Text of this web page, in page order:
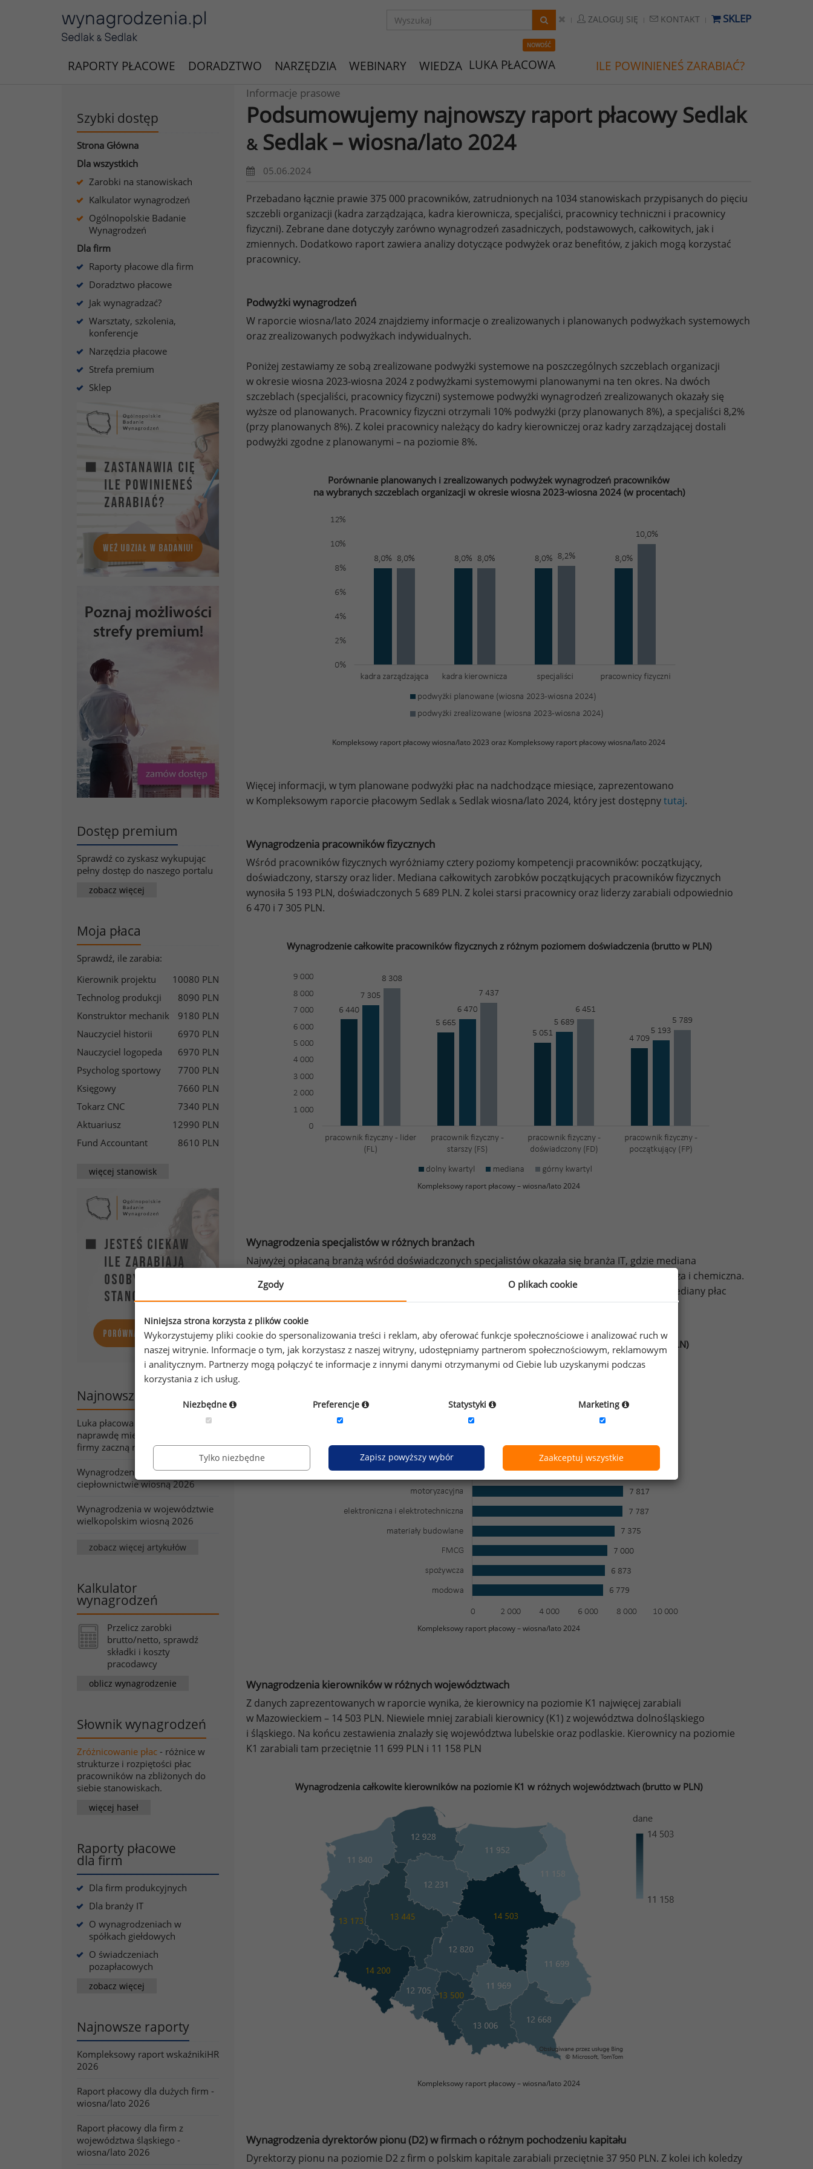
ZALOGUJ SIĘ KONTAKT SKLEP
RAPORTY PŁACOWE DORADZTWO NARZĘDZIA WEBINARY WIEDZA
NOWOŚĆ
LUKA PŁACOWA ILE POWINIENEŚ ZARABIAĆ?
Szybki dostęp
Strona Główna
Dla wszystkich
Zarobki na stanowiskach
Kalkulator wynagrodzeń
Ogólnopolskie Badanie
Wynagrodzeń
Dla firm
Raporty płacowe dla firm
Doradztwo płacowe
Jak wynagradzać?
Warsztaty, szkolenia,
konferencje
Narzędzia płacowe
Strefa premium
Sklep
Dostęp premium
Sprawdź co zyskasz wykupując
pełny dostęp do naszego portalu
zobacz więcej
Moja płaca
Sprawdź, ile zarabia:
Kierownik projektu
10080 PLN
Technolog produkcji
8090 PLN
Konstruktor mechanik
9180 PLN
Nauczyciel historii
6970 PLN
Nauczyciel logopeda
6970 PLN
Psycholog sportowy
7700 PLN
Księgowy
7660 PLN
Tokarz CNC
7340 PLN
Aktuariusz
12990 PLN
Fund Accountant
8610 PLN
więcej stanowisk
Najnowsze artykuły
Luka płacowa pod lupą. Co
naprawdę mierzy wskaźnik, który
firmy zaczną raportować?
Wynagrodzenia w energetyce i
ciepłownictwie wiosną 2026
Wynagrodzenia w województwie
wielkopolskim wiosną 2026
zobacz więcej artykułów
Kalkulator
wynagrodzeń
Przelicz zarobki
brutto/netto, sprawdź
składki i koszty
pracodawcy
oblicz wynagrodzenie
Słownik wynagrodzeń
Zróżnicowanie płac - różnice w
strukturze i rozpiętości płac
pracowników na zbliżonych do
siebie stanowiskach.
więcej haseł
Raporty płacowe
dla firm
Dla firm produkcyjnych
Dla branży IT
O wynagrodzeniach w
spółkach giełdowych
O świadczeniach
pozapłacowych
zobacz więcej
Najnowsze raporty
Kompleksowy raport wskaźnikiHR
2026
Raport płacowy dla dużych firm -
wiosna/lato 2026
Raport płacowy dla firm z
województwa śląskiego -
wiosna/lato 2026
Informacje prasowe
Podsumowujemy najnowszy raport płacowy Sedlak
&Sedlak – wiosna/lato 2024
05.06.2024
Przebadano łącznie prawie 375 000 pracowników, zatrudnionych na 1034 stanowiskach przypisanych do pięciu
szczebli organizacji (kadra zarządzająca, kadra kierownicza, specjaliści, pracownicy techniczni i pracownicy
fizyczni). Zebrane dane dotyczyły zarówno wynagrodzeń zasadniczych, podstawowych, całkowitych, jak i
zmiennych. Dodatkowo raport zawiera analizy dotyczące podwyżek oraz benefitów, z jakich mogą korzystać
pracownicy.
Podwyżki wynagrodzeń
W raporcie wiosna/lato 2024 znajdziemy informacje o zrealizowanych i planowanych podwyżkach systemowych
oraz zrealizowanych podwyżkach indywidualnych.
Poniżej zestawiamy ze sobą zrealizowane podwyżki systemowe na poszczególnych szczeblach organizacji
w okresie wiosna 2023-wiosna 2024 z podwyżkami systemowymi planowanymi na ten okres. Na dwóch
szczeblach (specjaliści, pracownicy fizyczni) systemowe podwyżki wynagrodzeń zrealizowanych okazały się
wyższe od planowanych. Pracownicy fizyczni otrzymali 10% podwyżki (przy planowanych 8%), a specjaliści 8,2%
(przy planowanych 8%). Z kolei pracownicy należący do kadry kierowniczej oraz kadry zarządzającej dostali
podwyżki zgodne z planowanymi – na poziomie 8%.
Porównanie planowanych i zrealizowanych podwyżek wynagrodzeń pracowników
na wybranych szczeblach organizacji w okresie wiosna 2023-wiosna 2024 (w procentach)
Kompleksowy raport płacowy wiosna/lato 2023 oraz Kompleksowy raport płacowy wiosna/lato 2024
Więcej informacji, w tym planowane podwyżki płac na nadchodzące miesiące, zaprezentowano
w Kompleksowym raporcie płacowym Sedlak & Sedlak wiosna/lato 2024, który jest dostępnytutaj.
Wynagrodzenia pracowników fizycznych
Wśród pracowników fizycznych wyróżniamy cztery poziomy kompetencji pracowników: początkujący,
doświadczony, starszy oraz lider. Mediana całkowitych zarobków początkujących pracowników fizycznych
wynosiła 5 193 PLN, doświadczonych 5 689 PLN. Z kolei starsi pracownicy oraz liderzy zarabiali odpowiednio
6 470 i 7 305 PLN.
Wynagrodzenie całkowite pracowników fizycznych z różnym poziomem doświadczenia (brutto w PLN)
Kompleksowy raport płacowy – wiosna/lato 2024
Wynagrodzenia specjalistów w różnych branżach
Najwyżej opłacaną branżą wśród doświadczonych specjalistów okazała się branża IT, gdzie mediana
wynagrodzeń wyniosła 9 224 PLN. Na kolejnych miejscach zestawienia znalazły się branża lotnicza i chemiczna.
Najmniej zarabiali doświadczeni specjaliści zatrudnieni w branży spożywczej i modowej. Tam mediany płac
wyniosły 6 873 i 6 779.
Wynagrodzenie całkowite doświadczonych specjalistów w różnych branżach (brutto w PLN)
Kompleksowy raport płacowy – wiosna/lato 2024
Wynagrodzenia kierowników w różnych województwach
Z danych zaprezentowanych w raporcie wynika, że kierownicy na poziomie K1 najwięcej zarabiali
w Mazowieckiem – 14 503 PLN. Niewiele mniej zarabiali kierownicy (K1) z województwa dolnośląskiego
i śląskiego. Na końcu zestawienia znalazły się województwa lubelskie oraz podlaskie. Kierownicy na poziomie
K1 zarabiali tam przeciętnie 11 699 PLN i 11 158 PLN
Wynagrodzenia całkowite kierowników na poziomie K1 w różnych województwach (brutto w PLN)
Kompleksowy raport płacowy – wiosna/lato 2024
Wynagrodzenia dyrektorów pionu (D2) w firmach o różnym pochodzeniu kapitału
Dyrektorzy pionu na poziomie D2 z firm o polskim kapitale zarabiali przeciętnie 37 950 PLN. Z kolei ich koledzy
Zgody O plikach cookie
Niniejsza strona korzysta z plików cookie
Wykorzystujemy pliki cookie do spersonalizowania treści i reklam, aby oferować funkcje społecznościowe i analizować ruch w
naszej witrynie. Informacje o tym, jak korzystasz z naszej witryny, udostępniamy partnerom społecznościowym, reklamowym
i analitycznym. Partnerzy mogą połączyć te informacje z innymi danymi otrzymanymi od Ciebie lub uzyskanymi podczas
korzystania z ich usług.
Niezbędne Preferencje Statystyki Marketing
Tylko niezbędne Zapisz powyższy wybór Zaakceptuj wszystkie